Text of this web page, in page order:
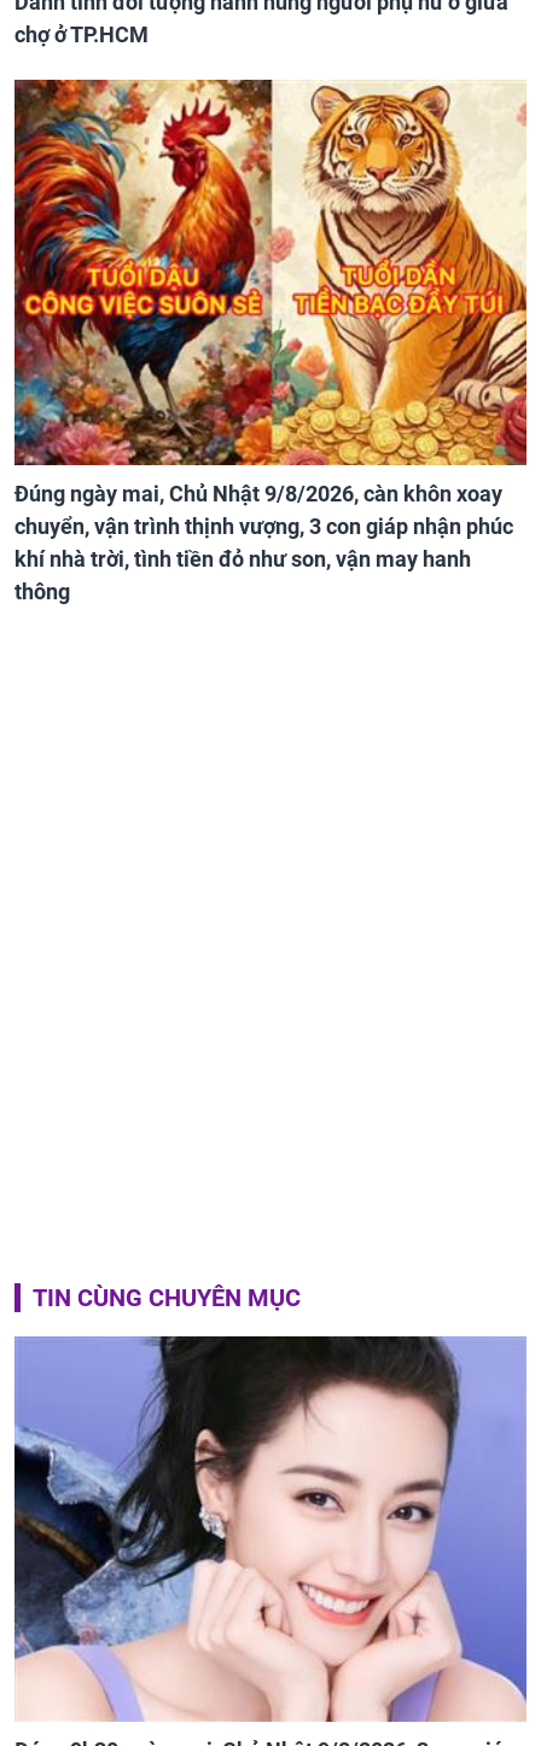
chợ ở TP.HCM
Đúng ngày mai, Chủ Nhật 9/8/2026, càn khôn xoay
chuyển, vận trình thịnh vượng, 3 con giáp nhận phúc
khí nhà trời, tình tiền đỏ như son, vận may hanh
thông
TIN CÙNG CHUYÊN MỤC